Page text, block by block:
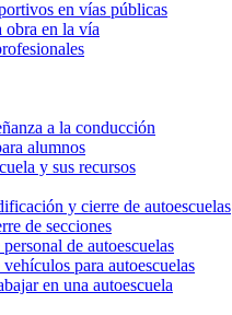
en vías públicas
en la vía
a la conducción
alumnos
y sus recursos
y cierre de autoescuelas
de secciones
de autoescuelas
para autoescuelas
en una autoescuela